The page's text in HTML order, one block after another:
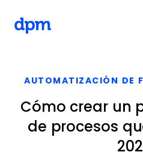
AUTOMATIZACIÓN DE
Cómo crear un
de procesos